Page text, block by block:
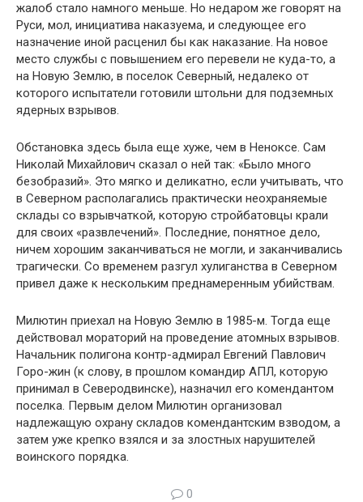
жалоб стало на­много меньше. Но недаром же говорят на
Руси, мол, иници­атива наказуема, и следующее его
назначение иной расценил бы как наказание. На новое
место службы с повышением его перевели не куда-то, а
на Новую Землю, в поселок Север­ный, недалеко от
которого испытатели готовили штольни для подземных
ядерных взрывов.
Обстановка здесь была еще хуже, чем в Неноксе. Сам
Ни­колай Михайлович сказал о ней так: «Было много
безобра­зий». Это мягко и деликатно, если учитывать, что
в Северном располагались практически неохраняемые
склады со взрыв­чаткой, которую стройбатовцы крали
для своих «развлече­ний». Последние, понятное дело,
ничем хорошим заканчиваться не могли, и заканчивались
трагически. Со временем разгул хулиганства в Северном
привел даже к не­скольким преднамеренным убийствам.
Милютин приехал на Новую Землю в 1985-м. Тогда еще
действовал мораторий на проведение атомных взрывов.
На­чальник полигона контр-адмирал Евгений Павлович
Горо-жин (к слову, в прошлом командир АПЛ, которую
принимал в Северодвинске), назначил его комендантом
поселка. Пер­вым делом Милютин организовал
надлежащую охрану скла­дов комендантским взводом, а
затем уже крепко взялся и за злостных нарушителей
воинского порядка.
0